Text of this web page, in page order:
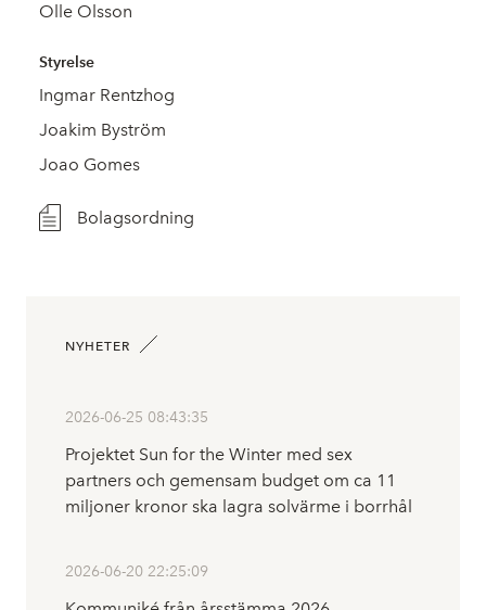
Olle Olsson
Styrelse
Ingmar Rentzhog
Joakim Byström
Joao Gomes
Bolagsordning
NYHETER
2026-06-25 08:43:35
Projektet Sun for the Winter med sex
partners och gemensam budget om ca 11
miljoner kronor ska lagra solvärme i borrhål
2026-06-20 22:25:09